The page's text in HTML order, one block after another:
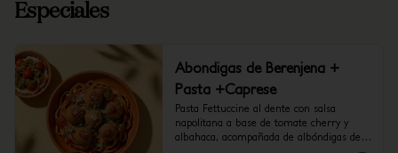
Especiales
Abondigas de Berenjena +
Pasta +Caprese
Pasta Fettuccine al dente con salsa
napolitana a base de tomate cherry y
albahaca, acompañada de albóndigas de